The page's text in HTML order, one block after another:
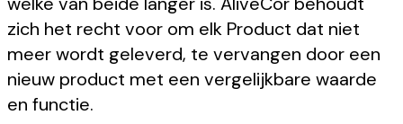
zich het recht voor om elk Product dat niet
meer wordt geleverd, te vervangen door een
nieuw product met een vergelijkbare waarde
en functie.